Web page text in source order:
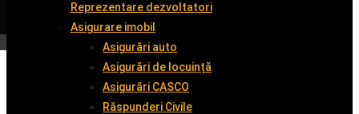
Reprezentare dezvoltatori
Asigurare imobil
Asigurări auto
Asigurări de locuință
Asigurări CASCO
Răspunderi Civile